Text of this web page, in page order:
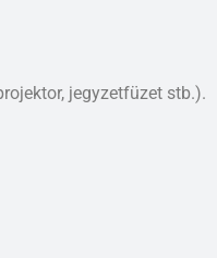
jegyzetfüzet stb.).